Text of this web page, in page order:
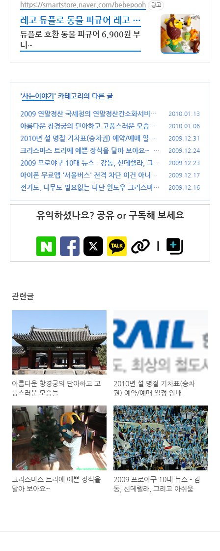
https://smartstore.naver.com/bebepooh 광고
레고 듀플로 동물 피규어 레고 듀
플로 동물놀이 세트
듀플로 호환 동물 피규어 6,900원 부
터~
'사는이야기' 카테고리의 다른 글
2009 연말정산 국세청의 연말정산간소화서비스
이용하기
(16)
2010.01.13
아름다운 창경궁의 단아하고 고풍스러운 모습들
(30)
2010.01.06
2010년 설 명절 기차표(승차권) 예약/예매 일정
안내
(34)
2009.12.31
크리스마스 트리에 예쁜 장식을 달아 보아요~
(3
7)
2009.12.24
2009 프로야구 10대 뉴스 - 감동, 신데렐라, 그리
고 아쉬움
(40)
2009.12.23
아이폰 무료앱 '서울버스' 전격 차단 이건 아니다!
(24)
2009.12.17
전기도, 나무도 필요없는 나난 윈도우 크리스마스
2009.12.16
유익하셨나요? 공유 or 구독해 보세요
관련글
아름다운 창경궁의 단아하고 고
풍스러운 모습들
2010년 설 명절 기차표(승차
권) 예약/예매 일정 안내
크리스마스 트리에 예쁜 장식을
달아 보아요~
2009 프로야구 10대 뉴스 - 감
동, 신데렐라, 그리고 아쉬움